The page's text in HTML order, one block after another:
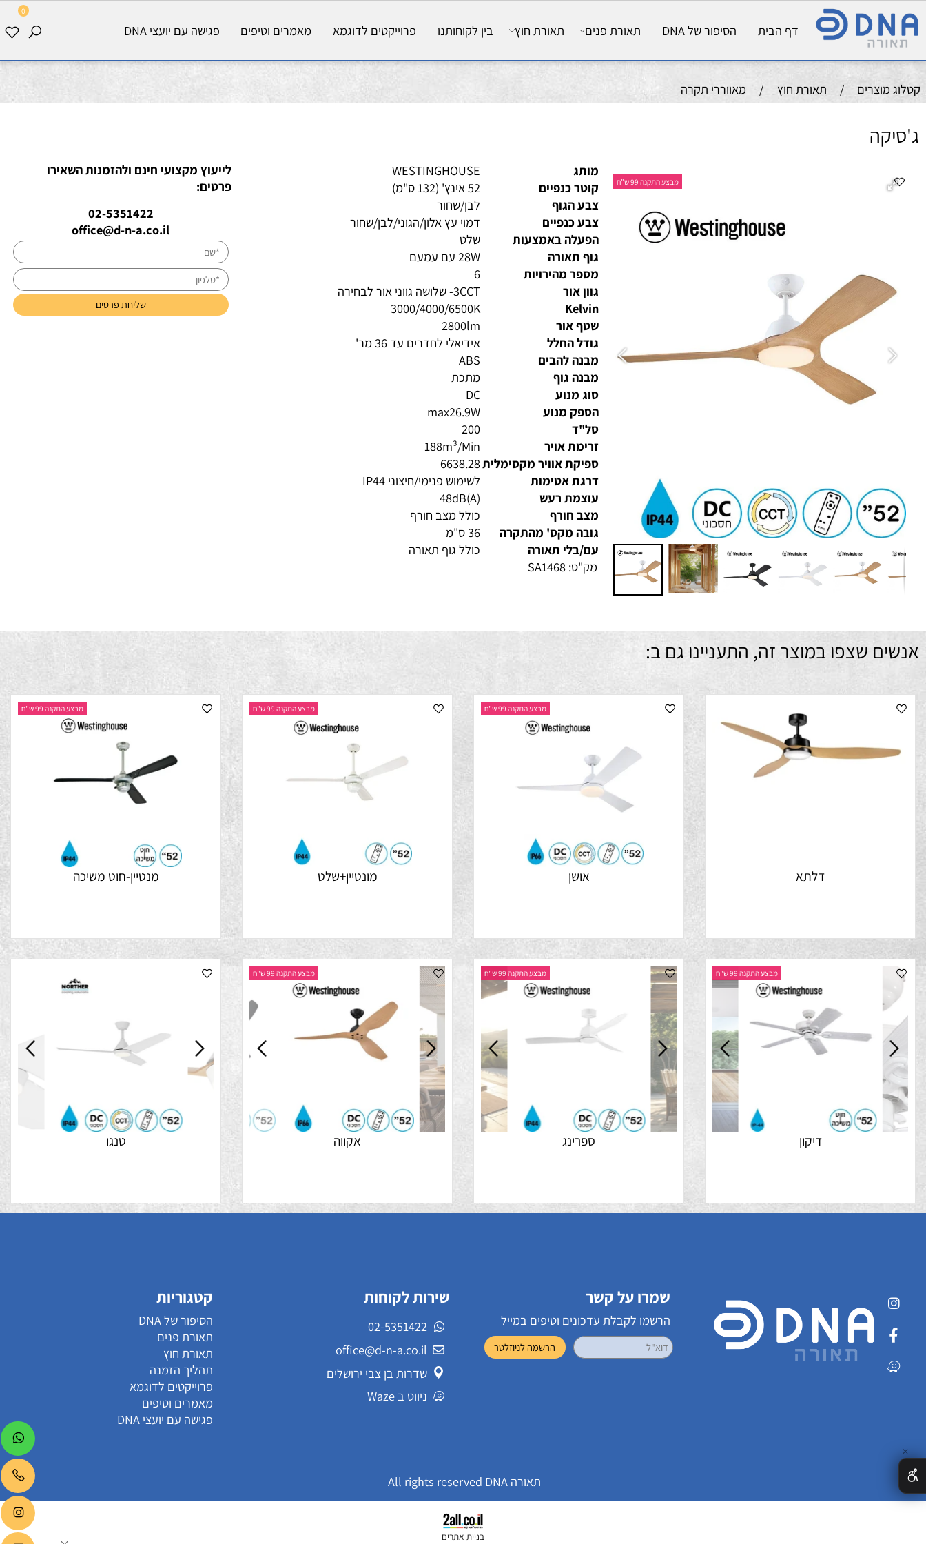
0
דף הבית הסיפור של DNA תאורת פנים תאורת חוץ בין לקוחותנו פרוייקטים לדוגמא מאמרים וטיפים פגישה עם יועצי DNA
/ תאורת חוץ / מאווררי תקרה
מבצע התקנה 99 ש"ח
מותג WESTINGHOUSE
קוטר כנפיים
צבע הגוף
לבן/שחור
צבע כנפיים דמוי עץ אלון/הגוני/לבן/שחור
הפעלה באמצעות
שלט
גוף תאורה
28W עם עמעם
מספר מהירויות
גוון אור
3CCT- שלושה גווני אור לבחירה
Kelvin
3000/4000/6500K
שטף אור 2800lm
גודל החלל אידיאלי לחדרים עד 36 מר'
מבנה להבים
ABS
מבנה גוף
מתכת
סוג מנוע
הספק מנוע
max26.9W
סל"ד
זרימת אויר
188m³/Min
ספיקת אוויר מקסימלית
6638.28
דרגת אטימות
לשימוש פנימי/חיצוני IP44
עוצמת רעש
48dB(A)
מצב חורף
כולל מצב חורף
גובה מקס' מהתקרה
עם/בלי תאורה
מק"ט:
לייעוץ מקצועי חינם ולהזמנות השאירו
פרטים:
02-5351422
office@d-n-a.co.il
שצפו במוצר זה, התעניינו גם ב:
מבצע התקנה 99 ש"ח מבצע התקנה 99 ש"ח
מבצע התקנה 99 ש"ח
שמרו על קשר שירות לקוחות
02-5351422
office@d-n-a.co.il
קטגוריות
הסיפור של DNA
תאורת פנים
תאורת חוץ
תהליך הזמנה
מאמרים וטיפים